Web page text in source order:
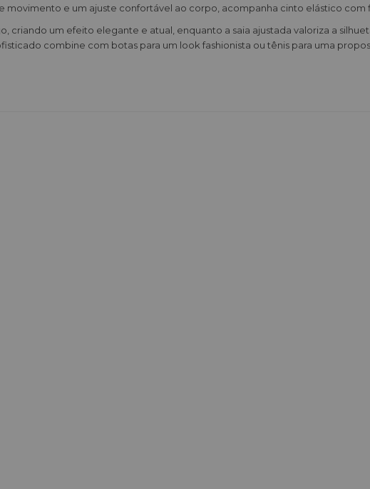
e um ajuste confortável ao corpo, acompanha cinto elástico com
criando um efeito elegante e atual, enquanto a saia ajustada valoriza a
combine com botas para um look fashionista ou tênis para uma